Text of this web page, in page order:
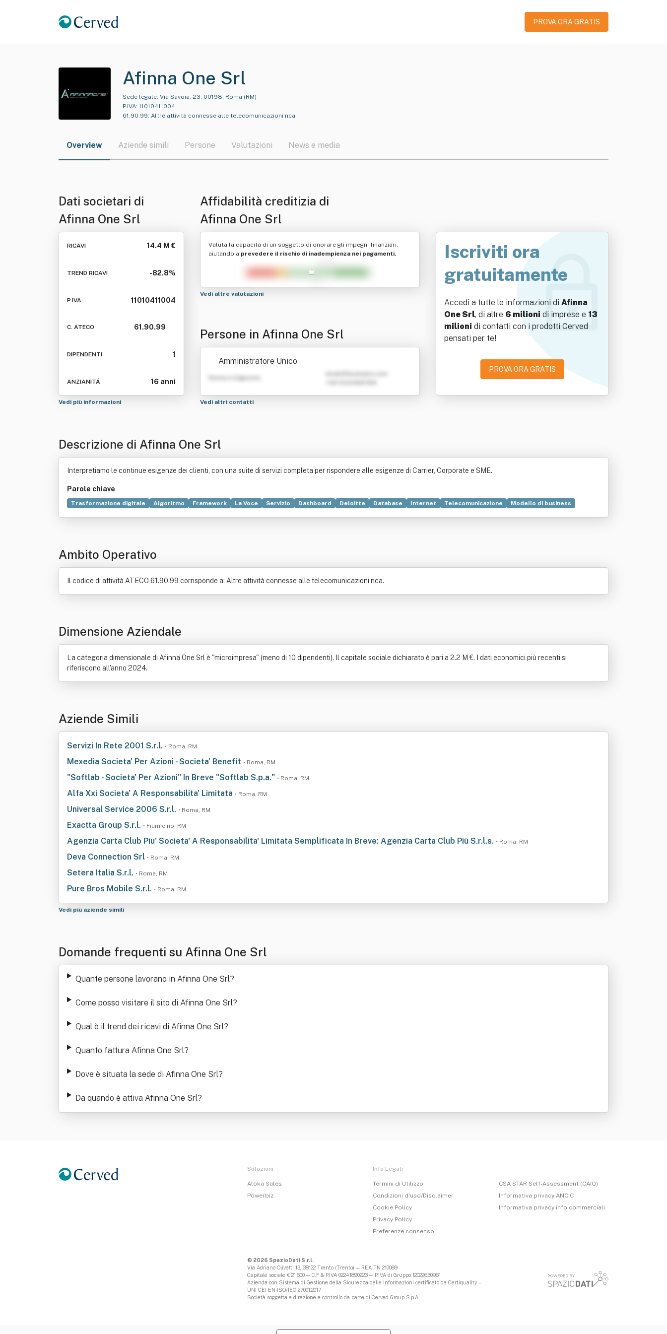
PROVA ORA GRATIS
Afinna One Srl
Sede legale: Via Savoia, 23, 00198, Roma (RM)
P.IVA: 11010411004
61.90.99: Altre attività connesse alle telecomunicazioni nca
Overview Aziende simili Persone Valutazioni News e media
Dati societari di
Afinna One Srl
RICAVI 14.4 M €
TREND RICAVI -82.8%
P.IVA 11010411004
C. ATECO 61.90.99
DIPENDENTI 1
ANZIANITÁ 16 anni
Vedi più informazioni
Affidabilità creditizia di
Afinna One Srl
Valuta la capacità di un soggetto di onorare gli impegni finanziari,
aiutando a prevedere il rischio di inadempienza nei pagamenti.
Vedi altre valutazioni
Persone in Afinna One Srl
Amministratore Unico
Nome e Cognome
Vedi altri contatti
Iscriviti ora
gratuitamente
Accedi a tutte le informazioni di Afinna
One Srl, di altre 6 milioni di imprese e 13
milioni di contatti con i prodotti Cerved
pensati per te!
PROVA ORA GRATIS
Descrizione di Afinna One Srl
Interpretiamo le continue esigenze dei clienti, con una suite di servizi completa per rispondere alle esigenze di Carrier, Corporate e SME.
Parole chiave
Trasformazione digitale Algoritmo Framework La Voce Servizio Dashboard Deloitte Database Internet Telecomunicazione
Modello di business
Ambito Operativo
Il codice di attività ATECO 61.90.99 corrisponde a: Altre attività connesse alle telecomunicazioni nca.
Dimensione Aziendale
La categoria dimensionale di Afinna One Srl è "microimpresa" (meno di 10 dipendenti). Il capitale sociale dichiarato è pari a 2.2 M €. I dati economici più recenti si
riferiscono all'anno 2024.
Aziende Simili
Servizi In Rete 2001 S.r.l. • Roma, RM
Mexedia Societa' Per Azioni - Societa' Benefit • Roma, RM
"Softlab - Societa' Per Azioni" In Breve "Softlab S.p.a." • Roma, RM
Alfa Xxi Societa' A Responsabilita' Limitata • Roma, RM
Universal Service 2006 S.r.l. • Roma, RM
Exactta Group S.r.l. • Fiumicino, RM
Agenzia Carta Club Piu' Societa' A Responsabilita' Limitata Semplificata In Breve: Agenzia Carta Club Più S.r.l.s. • Roma, RM
Deva Connection Srl • Roma, RM
Setera Italia S.r.l. • Roma, RM
Pure Bros Mobile S.r.l. • Roma, RM
Vedi più aziende simili
Domande frequenti su Afinna One Srl
Quante persone lavorano in Afinna One Srl?
Come posso visitare il sito di Afinna One Srl?
Qual è il trend dei ricavi di Afinna One Srl?
Quanto fattura Afinna One Srl?
Dove è situata la sede di Afinna One Srl?
Da quando è attiva Afinna One Srl?
Soluzioni
Atoka Sales
Powerbiz
Info Legali
Termini di Utilizzo
Condizioni d'uso/Disclaimer
Cookie Policy
Privacy Policy
Preferenze consenso
CSA STAR Self-Assessment (CAIQ)
Informativa privacy ANCIC
Informativa privacy info commerciali
© 2026 SpazioDati S.r.l.
Via Adriano Olivetti 13, 38122 Trento (Trento) — REA TN 210089
Capitale sociale € 21.600 — C.F & P.IVA 02241890223 — P.IVA di Gruppo 12022630961
Azienda con Sistema di Gestione della Sicurezza delle Informazioni certificato da Certiquality –
UNI CEI EN ISO/IEC 27001:2017
Società soggetta a direzione e controllo da parte di Cerved Group S.p.A.